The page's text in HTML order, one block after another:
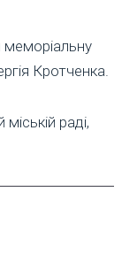
меморіальну
Кротченка.
раді,